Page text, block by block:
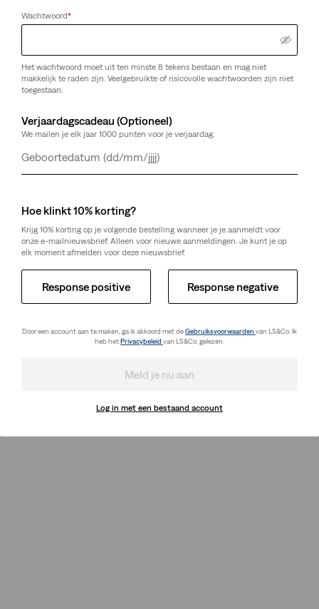
Wachtwoord*
Het wachtwoord moet uit ten minste 8 tekens bestaan en mag niet
makkelijk te raden zijn. Veelgebruikte of risicovolle wachtwoorden zijn niet
toegestaan.
Verjaardagscadeau (Optioneel)
We mailen je elk jaar 1000 punten voor je verjaardag.
Dag
Maand
Jaar
Hoe klinkt 10% korting?
Krijg 10% korting op je volgende bestelling wanneer je je aanmeldt voor
onze e-mailnieuwsbrief. Alleen voor nieuwe aanmeldingen. Je kunt je op
elk moment afmelden voor deze nieuwsbrief.
Response positive Response negative
Door een account aan te maken, ga ik akkoord met deGebruiksvoorwaarden van LS&Co. Ik
heb hetPrivacybeleid van LS&Co. gelezen.
Meld je nu aan
Log in met een bestaand account